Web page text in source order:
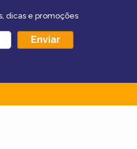
dicas e promoções